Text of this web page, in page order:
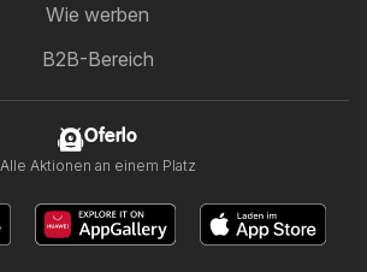
Wie werben
B2B-Bereich
Oferlo
Alle Aktionen an einem Platz